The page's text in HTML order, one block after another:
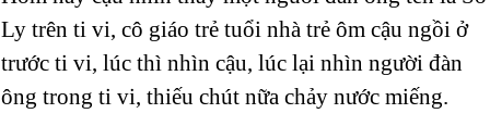
Ly trên ti vi, cô giáo trẻ tuổi nhà trẻ ôm cậu ngồi ở
trước ti vi, lúc thì nhìn cậu, lúc lại nhìn người đàn
ông trong ti vi, thiếu chút nữa chảy nước miếng.